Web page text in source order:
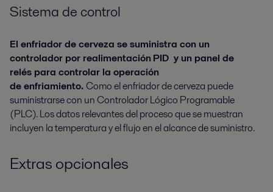
Sistema de control
El enfriador de cerveza se suministra con un
controlador por realimentación PID y un panel de
relés para controlar la operación
deenfriamiento. Como el enfriador de cerveza puede
suministrarse con un Controlador Lógico Programable
(PLC).Los datos relevantes del proceso que se muestran
incluyen latemperaturay elflujoen el alcance de suministro.
Extras opcionales